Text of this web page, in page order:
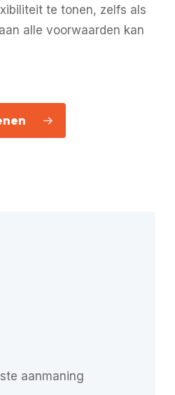
te tonen, zelfs als
alle voorwaarden kan
aanmaning